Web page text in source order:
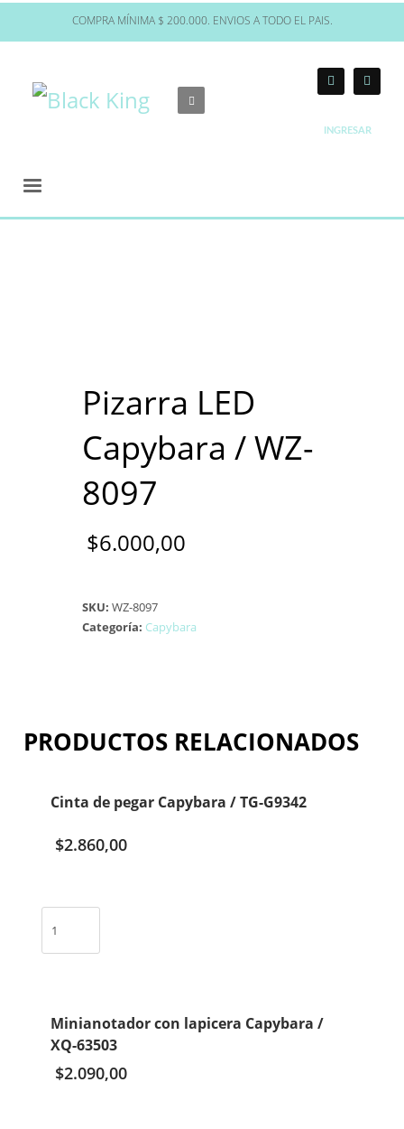
COMPRA MÍNIMA $ 200.000. ENVIOS A TODO EL PAIS.
INGRESAR
Pizarra LED
Capybara / WZ-
8097
$6.000,00
SKU:WZ-8097
Categoría: Capybara
PRODUCTOS RELACIONADOS
Cinta de pegar Capybara / TG-G9342
$2.860,00
pegar
cantidad
Minianotador con lapicera Capybara /
XQ-63503
$2.090,00